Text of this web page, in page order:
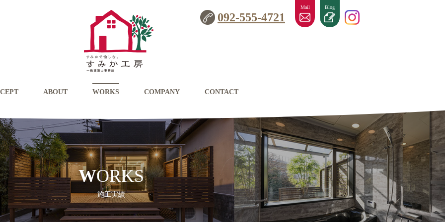
ABOUT WORKS COMPANY CONTACT
092-555-4721
Mail Blog
WORKS
施工実績